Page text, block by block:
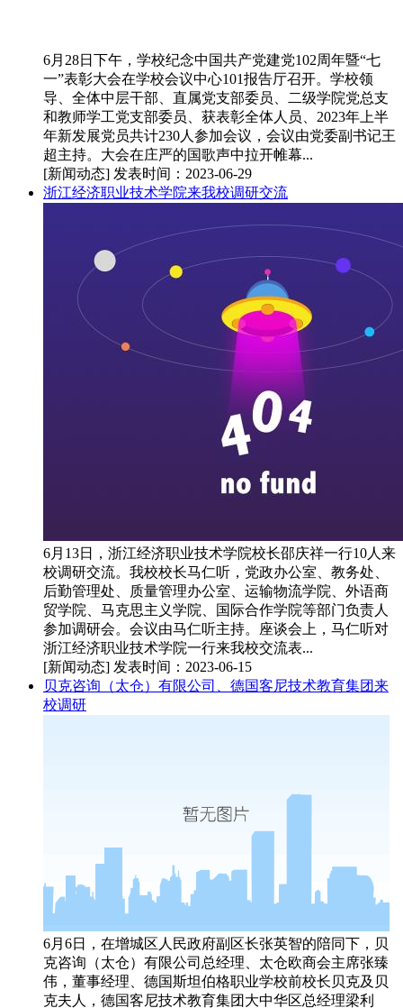
6月28日下午，学校纪念中国共产党建党102周年暨“七
一”表彰大会在学校会议中心101报告厅召开。学校领
导、全体中层干部、直属党支部委员、二级学院党总支
和教师学工党支部委员、获表彰全体人员、2023年上半
年新发展党员共计230人参加会议，会议由党委副书记王
超主持。大会在庄严的国歌声中拉开帷幕...
[新闻动态] 发表时间：2023-06-29
浙江经济职业技术学院来我校调研交流
6月13日，浙江经济职业技术学院校长邵庆祥一行10人来
校调研交流。我校校长马仁听，党政办公室、教务处、
后勤管理处、质量管理办公室、运输物流学院、外语商
贸学院、马克思主义学院、国际合作学院等部门负责人
参加调研会。会议由马仁听主持。座谈会上，马仁听对
浙江经济职业技术学院一行来我校交流表...
[新闻动态] 发表时间：2023-06-15
贝克咨询（太仓）有限公司、德国客尼技术教育集团来
校调研
6月6日，在增城区人民政府副区长张英智的陪同下，贝
克咨询（太仓）有限公司总经理、太仓欧商会主席张臻
伟，董事经理、德国斯坦伯格职业学校前校长贝克及贝
克夫人，德国客尼技术教育集团大中华区总经理梁利